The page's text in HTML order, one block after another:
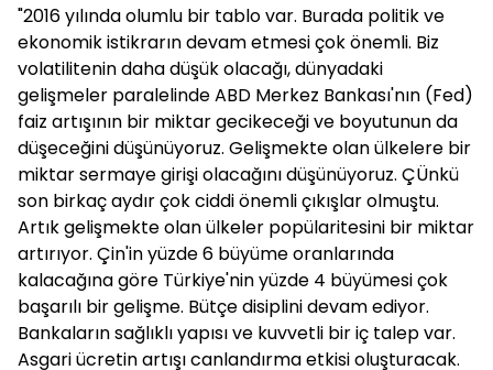
"2016 yılında olumlu bir tablo var. Burada politik ve
ekonomik istikrarın devam etmesi çok önemli. Biz
volatilitenin daha düşük olacağı, dünyadaki
gelişmeler paralelinde ABD Merkez Bankası'nın (Fed)
faiz artışının bir miktar gecikeceği ve boyutunun da
düşeceğini düşünüyoruz. Gelişmekte olan ülkelere bir
miktar sermaye girişi olacağını düşünüyoruz. ÇÜnkü
son birkaç aydır çok ciddi önemli çıkışlar olmuştu.
Artık gelişmekte olan ülkeler popülaritesini bir miktar
artırıyor. Çin'in yüzde 6 büyüme oranlarında
kalacağına göre Türkiye'nin yüzde 4 büyümesi çok
başarılı bir gelişme. Bütçe disiplini devam ediyor.
Bankaların sağlıklı yapısı ve kuvvetli bir iç talep var.
Asgari ücretin artışı canlandırma etkisi oluşturacak.